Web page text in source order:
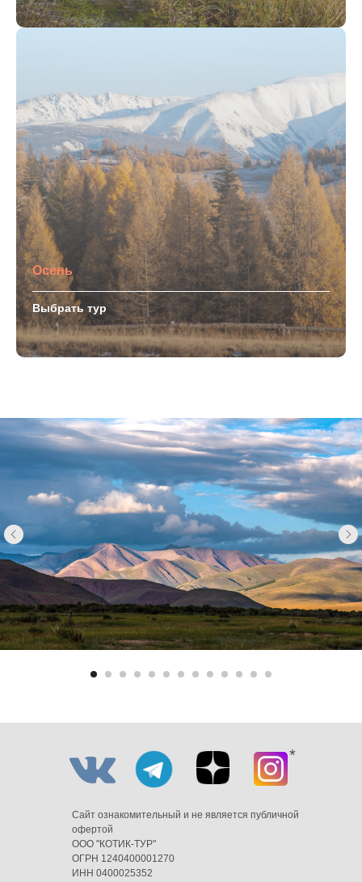
Осень
Выбрать тур
*
Сайт ознакомительный и не является публичной
офертой
ООО "КОТИК-ТУР"
ОГРН 1240400001270
ИНН 0400025352